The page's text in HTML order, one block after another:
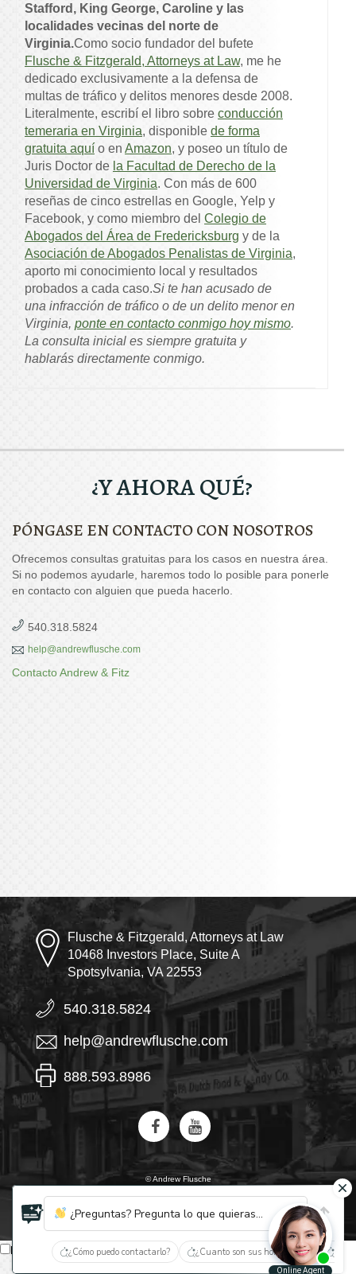
Stafford, King George, Caroline y las
localidades vecinas del norte de
Virginia.Como socio fundador del bufete
Flusche & Fitzgerald, Attorneys at Law, me he
dedicado exclusivamente a la defensa de
multas de tráfico y delitos menores desde 2008.
Literalmente, escribí el libro sobre conducción
temeraria en Virginia, disponible de forma
gratuita aquí o en Amazon, y poseo un título de
Juris Doctor de la Facultad de Derecho de la
Universidad de Virginia. Con más de 600
reseñas de cinco estrellas en Google, Yelp y
Facebook, y como miembro del Colegio de
Abogados del Área de Fredericksburg y de la
Asociación de Abogados Penalistas de Virginia,
aporto mi conocimiento local y resultados
probados a cada caso.Si te han acusado de
una infracción de tráfico o de un delito menor en
Virginia, ponte en contacto conmigo hoy mismo.
La consulta inicial es siempre gratuita y
hablarás directamente conmigo.
¿Y AHORA QUÉ?
PÓNGASE EN CONTACTO CON NOSOTROS
Ofrecemos consultas gratuitas para los casos en nuestra área.
Si no podemos ayudarle, haremos todo lo posible para ponerle
en contacto con alguien que pueda hacerlo.
540.318.5824
help@andrewflusche.com
Contacto Andrew & Fitz
Flusche & Fitzgerald, Attorneys at Law
10468 Investors Place, Suite A
Spotsylvania, VA 22553
540.318.5824
help@andrewflusche.com
888.593.8986
© Andrew Flusche
IA, descubre quiénes son Flusche y Fitzgerald
¿Preguntas? Pregunta lo que quieras...
¿Cómo puedo contactarlo? ¿Cuanto son sus honorarios?
Español